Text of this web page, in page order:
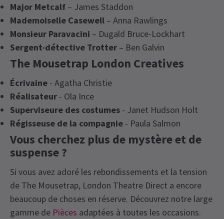
Major Metcalf – James Staddon
Mademoiselle Casewell – Anna Rawlings
Monsieur Paravacini – Dugald Bruce-Lockhart
Sergent-détective Trotter – Ben Galvin
The Mousetrap London Creatives
Écrivaine - Agatha Christie
Réalisateur - Ola Ince
Superviseure des costumes - Janet Hudson Holt
Régisseuse de la compagnie - Paula Salmon
Vous cherchez plus de mystère et de
suspense ?
Si vous avez adoré les rebondissements et la tension
de The Mousetrap, London Theatre Direct a encore
beaucoup de choses en réserve. Découvrez notre large
gamme de Pièces adaptées à toutes les occasions.